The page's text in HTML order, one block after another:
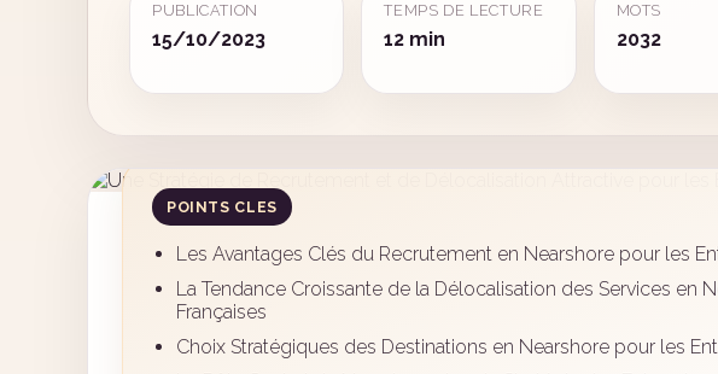
PUBLICATION
15/10/2023
TEMPS DE LECTURE
12 min
MOTS
2032
POINTS CLES
Les Avantages Clés du Recrutement en Nearshore pour les
La Tendance Croissante de la Délocalisation des Services en
Françaises
Choix Stratégiques des Destinations en Nearshore pour les